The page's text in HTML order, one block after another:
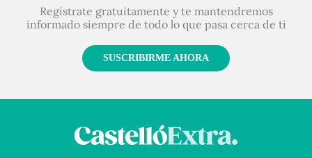
Regístrate gratuitamente y te mantendremos
informado siempre de todo lo que pasa cerca de ti
SUSCRIBIRME AHORA